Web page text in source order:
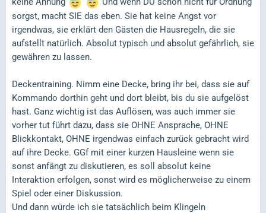
sorgst, macht SIE das eben. Sie hat keine Angst vor
irgendwas, sie erklärt den Gästen die Hausregeln, die sie
aufstellt natürlich. Absolut typisch und absolut gefährlich, sie
gewähren zu lassen.
Deckentraining. Nimm eine Decke, bring ihr bei, dass sie auf
Kommando dorthin geht und dort bleibt, bis du sie aufgelöst
hast. Ganz wichtig ist das Auflösen, was auch immer sie
vorher tut führt dazu, dass sie OHNE Ansprache, OHNE
Blickkontakt, OHNE irgendwas einfach zurück gebracht wird
auf ihre Decke. GGf mit einer kurzen Hausleine wenn sie
sonst anfängt zu diskutieren, es soll absolut keine
Interaktion erfolgen, sonst wird es möglicherweise zu einem
Spiel oder einer Diskussion.
Und dann würde ich sie tatsächlich beim Klingeln